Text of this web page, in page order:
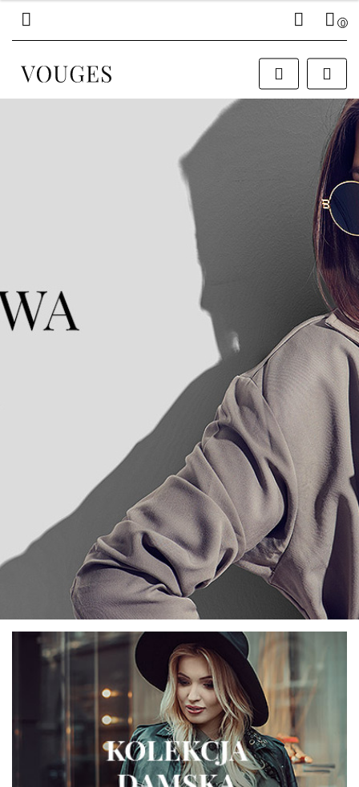
Zaloguj się
Zarejestruj się
Dodaj zgłoszenie
0